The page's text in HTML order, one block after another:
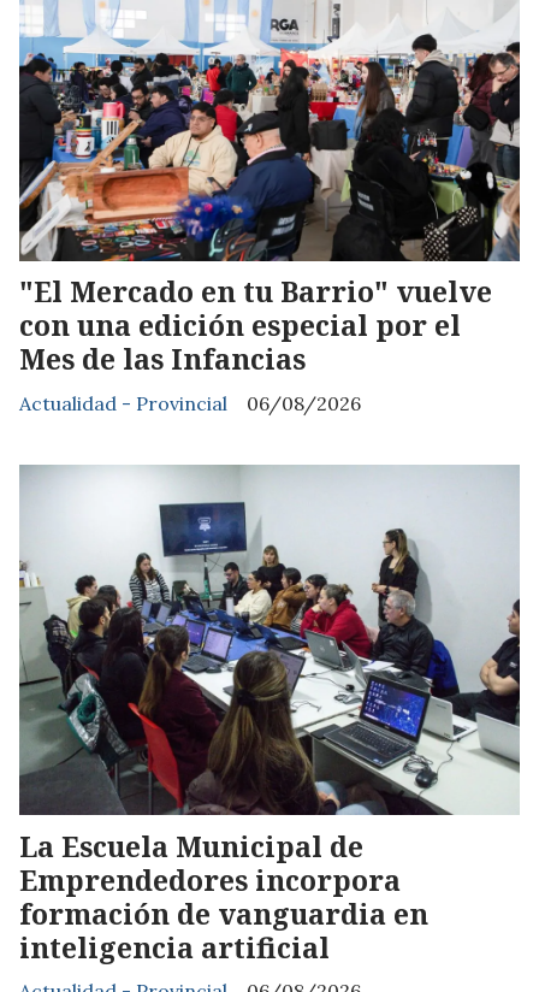
"El Mercado en tu Barrio" vuelve
con una edición especial por el
Mes de las Infancias
Actualidad - Provincial 06/08/2026
La Escuela Municipal de
Emprendedores incorpora
formación de vanguardia en
inteligencia artificial